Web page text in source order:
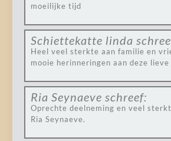
moeilijke tijd
Schiettekatte linda
Heel veel sterkte aan familie en
mooie herinneringen aan deze lieve
Ria Seynaeve schreef:
Oprechte deelneming en veel
Ria Seynaeve.